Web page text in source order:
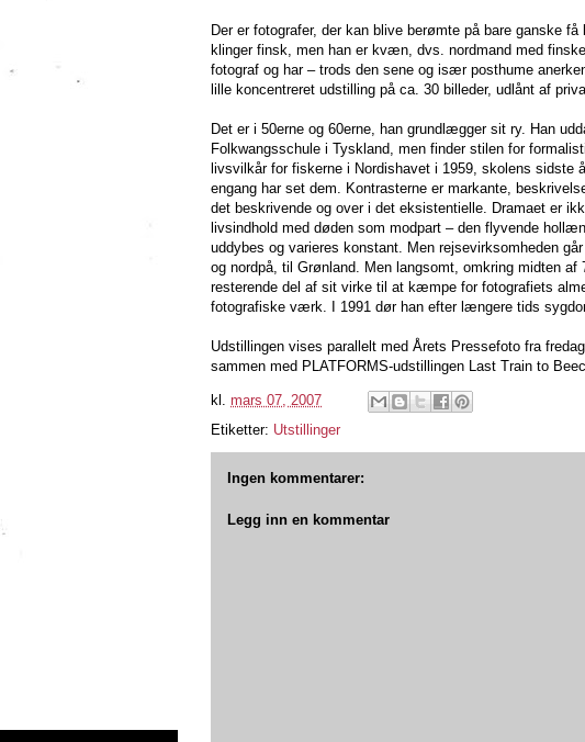
Der er fotografer, der kan blive berømte på bare ganske
klinger finsk, men han er kvæn, dvs. nordmand med
fotograf og har – trods den sene og især posthume
lille koncentreret udstilling på ca. 30 billeder, udlånt af
Det er i 50erne og 60erne, han grundlægger sit ry. Han
Folkwangsschule i Tyskland, men finder stilen for
livsvilkår for fiskerne i Nordishavet i 1959, skolens
engang har set dem. Kontrasterne er markante,
det beskrivende og over i det eksistentielle. Dramaet er
livsindhold med døden som modpart – den flyvende
uddybes og varieres konstant. Men rejsevirksomheden
og nordpå, til Grønland. Men langsomt, omkring midten
resterende del af sit virke til at kæmpe for fotografiets
fotografiske værk. I 1991 dør han efter længere tids
Udstillingen vises parallelt med Årets Pressefoto fra
sammen med PLATFORMS-udstillingen Last Train to
kl. mars 07, 2007
Etiketter: Utstillinger
Ingen kommentarer:
Legg inn en kommentar